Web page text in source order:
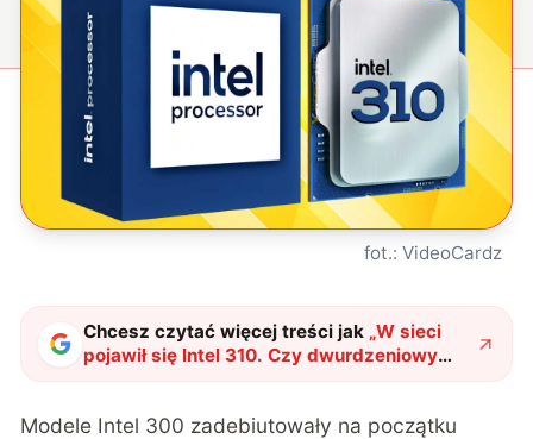
fot.: VideoCardz
Chcesz czytać więcej treści jak „W sieci
pojawił się Intel 310. Czy dwurdzeniowy
procesor w 2024 roku ma sens?"?
Modele Intel 300 zadebiutowały na początku